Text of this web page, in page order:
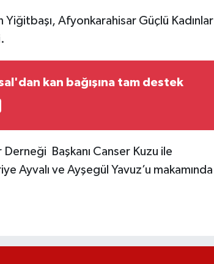
Afyonkarahisar Güçlü Kadınlar
kan bağışına tam destek
Başkanı Canser Kuzu ile
Ayvalı ve Ayşegül Yavuz’u makamında